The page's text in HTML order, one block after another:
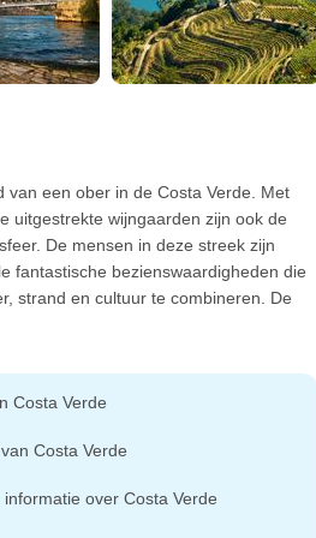
een ober in de Costa Verde. Met
uitgestrekte wijngaarden zijn ook de
De mensen in deze streek zijn
fantastische bezienswaardigheden die
strand en cultuur te combineren. De
Costa Verde
Costa Verde
over Costa Verde